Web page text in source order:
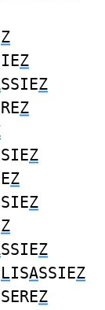
Z
Z
SSIEZ
Z
Z
Z
Z
Z
SSIEZ
LISASSIEZ
Z